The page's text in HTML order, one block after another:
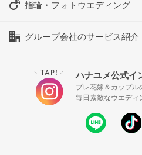
指輪・フォトウエディング
グループ会社のサービス紹介
＼ TAP! ／ ハナユメ公式イ
プレ花嫁＆カップル
毎日素敵なウエデ